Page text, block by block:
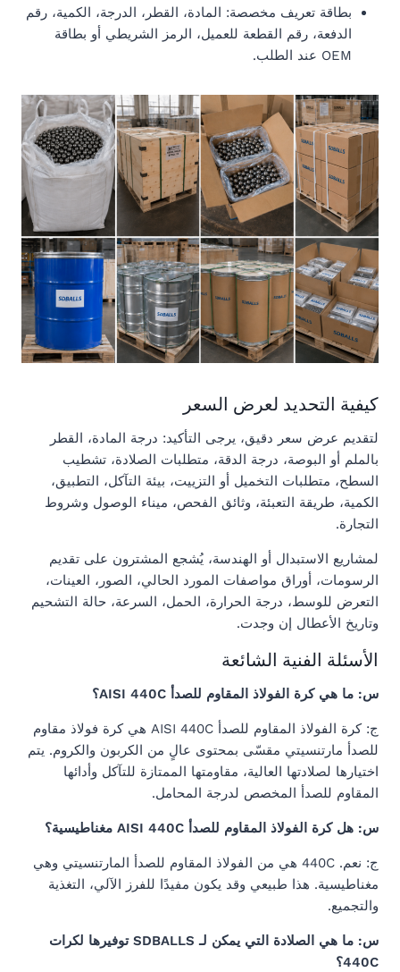
بطاقة تعريف مخصصة: المادة، القطر، الدرجة، الكمية، رقم
الدفعة، رقم القطعة للعميل، الرمز الشريطي أو بطاقة
OEM عند الطلب.
كيفية التحديد لعرض السعر
لتقديم عرض سعر دقيق، يرجى التأكيد: درجة المادة، القطر
بالملم أو البوصة، درجة الدقة، متطلبات الصلادة، تشطيب
السطح، متطلبات التخميل أو التزييت، بيئة التآكل، التطبيق،
الكمية، طريقة التعبئة، وثائق الفحص، ميناء الوصول وشروط
التجارة.
لمشاريع الاستبدال أو الهندسة، يُشجع المشترون على تقديم
الرسومات، أوراق مواصفات المورد الحالي، الصور، العينات،
التعرض للوسط، درجة الحرارة، الحمل، السرعة، حالة التشحيم
وتاريخ الأعطال إن وجدت.
الأسئلة الفنية الشائعة
س: ما هي كرة الفولاذ المقاوم للصدأ AISI 440C؟
ج: كرة الفولاذ المقاوم للصدأ AISI 440C هي كرة فولاذ مقاوم
للصدأ مارتنسيتي مقسّى بمحتوى عالٍ من الكربون والكروم. يتم
اختيارها لصلادتها العالية، مقاومتها الممتازة للتآكل وأدائها
المقاوم للصدأ المخصص لدرجة المحامل.
س: هل كرة الفولاذ المقاوم للصدأ AISI 440C مغناطيسية؟
ج: نعم. 440C هي من الفولاذ المقاوم للصدأ المارتنسيتي وهي
مغناطيسية. هذا طبيعي وقد يكون مفيدًا للفرز الآلي، التغذية
والتجميع.
س: ما هي الصلادة التي يمكن لـ SDBALLS توفيرها لكرات
440C؟